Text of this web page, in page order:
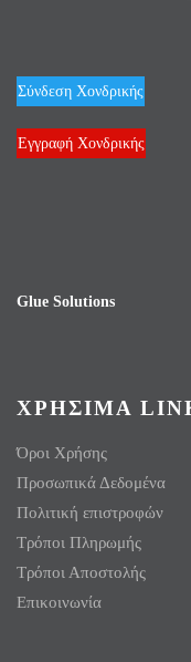
Σύνδεση Χονδρικής
Εγγραφή Χονδρικής
Glue Solutions
ΧΡΗΣΙΜΑ
Όροι Χρήσης
Προσωπικά Δεδομένα
Πολιτική επιστροφών
Τρόποι Πληρωμής
Τρόποι Αποστολής
Επικοινωνία